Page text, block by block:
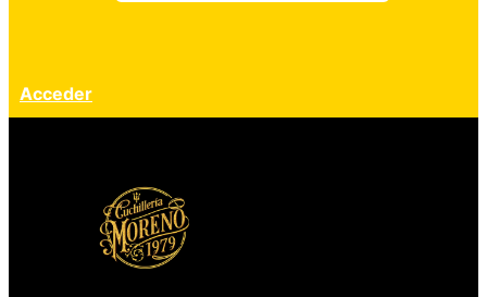
Acceder